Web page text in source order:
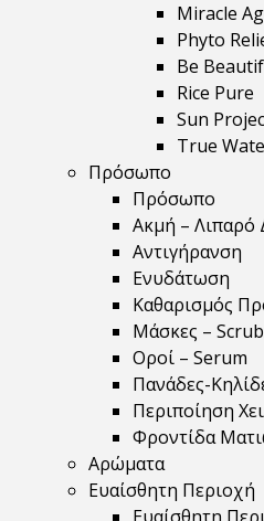
Miracle
Phyto
Be
Rice Pure
Sun
True
Πρόσωπο
Πρόσωπο
Ακμή – Λιπαρό
Αντιγήρανση
Ενυδάτωση
Καθαρισμός
Μάσκες –
Οροί – Serum
Πανάδες-
Περιποίηση
Φροντίδα
Αρώματα
Ευαίσθητη Περιοχή